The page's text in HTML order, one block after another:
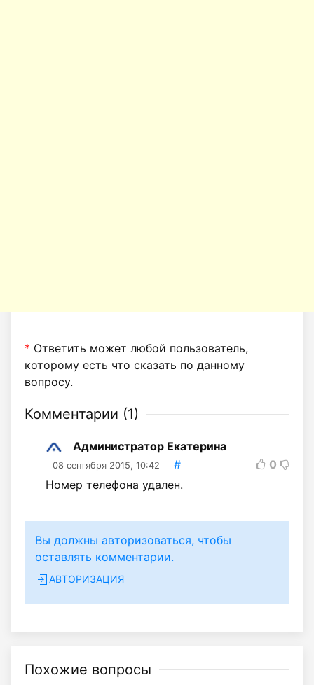
* Ответить может любой пользователь,
которому есть что сказать по данному
вопросу.
Комментарии (1)
Администратор Екатерина
08 сентября 2015, 10:42 #
0
Номер телефона удален.
Вы должны авторизоваться, чтобы
оставлять комментарии.
АВТОРИЗАЦИЯ
Похожие вопросы